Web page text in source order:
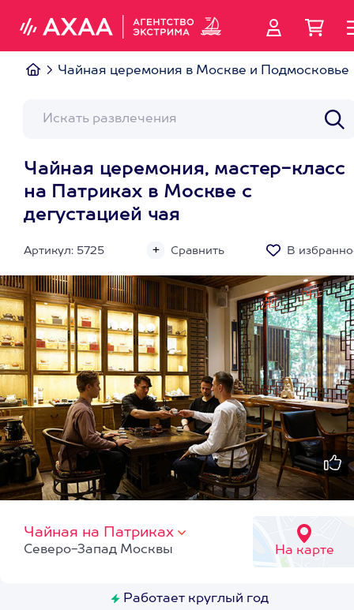
Чайная церемония в Москве и Подмосковье
Чайная церемония, мастер-класс
на Патриках в Москве с
дегустацией чая
Артикул: 5725 Сравнить В
Чайная на Патриках
На карте
Северо-Запад Москвы
Работает круглый год